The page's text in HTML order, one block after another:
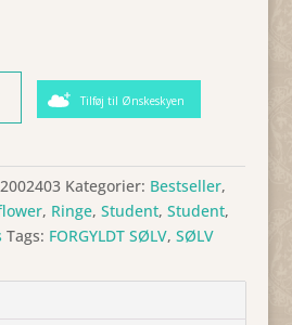
Tilføj til Ønskeskyen
2002403 Kategorier: Bestseller,
, Ringe, Student, Student,
Tags: FORGYLDT SØLV, SØLV